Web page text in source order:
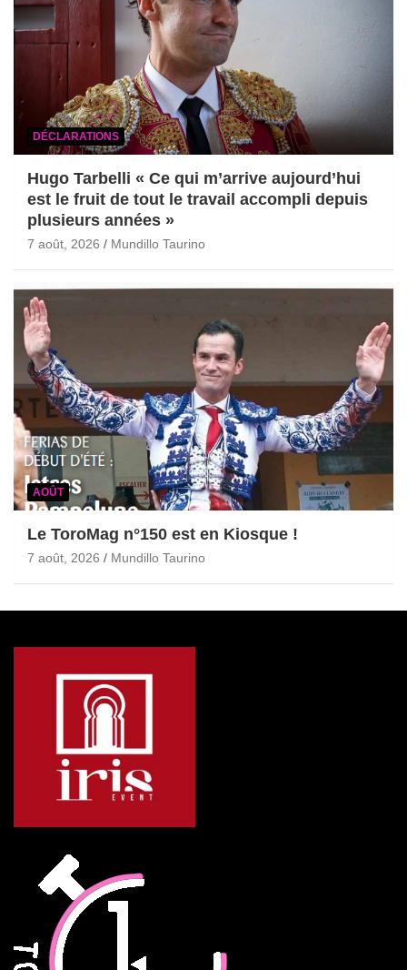
DÉCLARATIONS
Hugo Tarbelli « Ce qui m’arrive aujourd’hui
est le fruit de tout le travail accompli depuis
plusieurs années »
7 août, 2026 Mundillo Taurino
AOÛT
Le ToroMag n°150 est en Kiosque !
7 août, 2026 Mundillo Taurino